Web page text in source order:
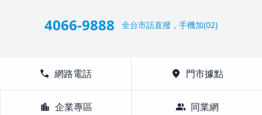
4066-9888 全台市話直撥，手機加(02)
call 網路電話 location_on 門市據點
location_city 企業專區 group 同業網